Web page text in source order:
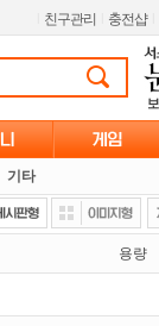
친구관리 충전샵
기타
용량